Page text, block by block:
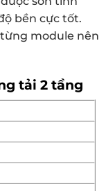
bền cực tốt.
module nên
tải 2 tầng